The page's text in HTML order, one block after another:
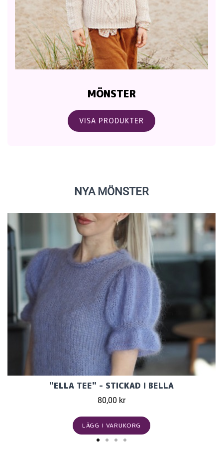
MÖNSTER
VISA PRODUKTER
NYA MÖNSTER
"ELLA TEE" - STICKAD I BELLA
80,00 kr
LÄGG I VARUKORG